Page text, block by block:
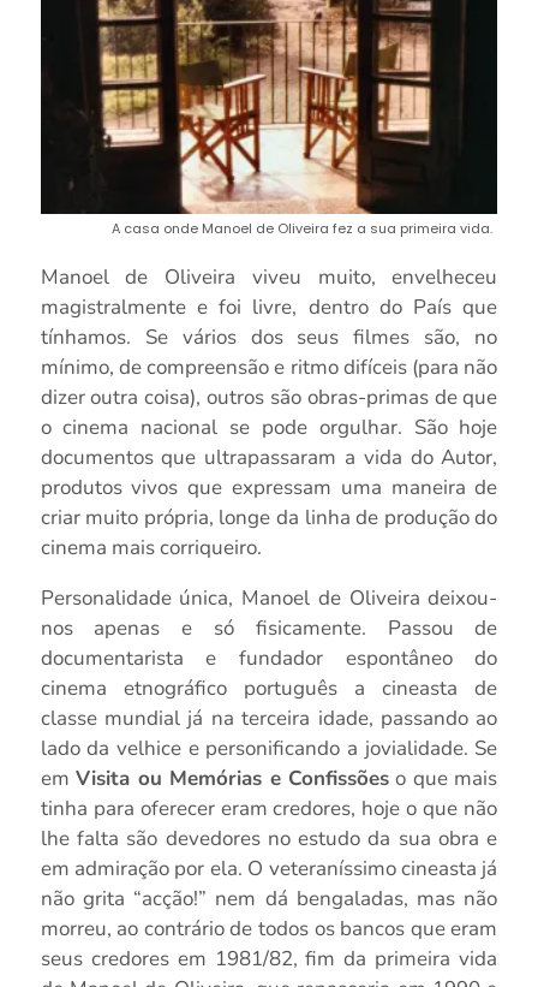
A casa onde Manoel de Oliveira fez a sua primeira vida.
Manoel de Oliveira viveu muito, envelheceu
magistralmente e foi livre, dentro do País que
tínhamos. Se vários dos seus filmes são, no
mínimo, de compreensão e ritmo difíceis (para não
dizer outra coisa), outros são obras-primas de que
o cinema nacional se pode orgulhar. São hoje
documentos que ultrapassaram a vida do Autor,
produtos vivos que expressam uma maneira de
criar muito própria, longe da linha de produção do
cinema mais corriqueiro.
Personalidade única, Manoel de Oliveira deixou-
nos apenas e só fisicamente. Passou de
documentarista e fundador espontâneo do
cinema etnográfico português a cineasta de
classe mundial já na terceira idade, passando ao
lado da velhice e personificando a jovialidade. Se
emVisita ou Memórias e Confissõeso que mais
tinha para oferecer eram credores, hoje o que não
lhe falta são devedores no estudo da sua obra e
em admiração por ela. O veteraníssimo cineasta já
não grita “acção!” nem dá bengaladas, mas não
morreu, ao contrário de todos os bancos que eram
seus credores em 1981/82, fim da primeira vida